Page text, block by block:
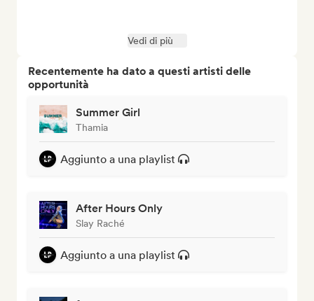
Vedi di più
Recentemente ha dato a questi artisti delle
opportunità
Summer Girl
Thamia
Aggiunto a una playlist
After Hours Only
Slay Raché
Aggiunto a una playlist